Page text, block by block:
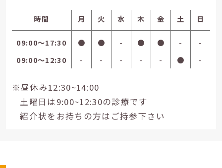
時間 月 火 水 木 金 土 日
09:00〜17:30 ● ● - ● ● -
-
09:00〜12:30
- - - - - ● -
※昼休み12:30~14:00
土曜日は9:00~12:30の診療です
紹介状をお持ちの方はご持参下さい